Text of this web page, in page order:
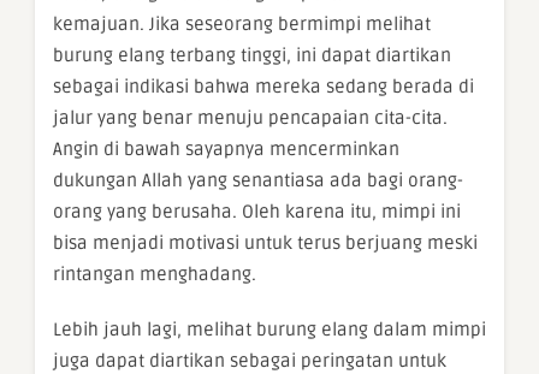
kemajuan. Jika seseorang bermimpi melihat
burung elang terbang tinggi, ini dapat diartikan
sebagai indikasi bahwa mereka sedang berada di
jalur yang benar menuju pencapaian cita-cita.
Angin di bawah sayapnya mencerminkan
dukungan Allah yang senantiasa ada bagi orang-
orang yang berusaha. Oleh karena itu, mimpi ini
bisa menjadi motivasi untuk terus berjuang meski
rintangan menghadang.
Lebih jauh lagi, melihat burung elang dalam mimpi
juga dapat diartikan sebagai peringatan untuk